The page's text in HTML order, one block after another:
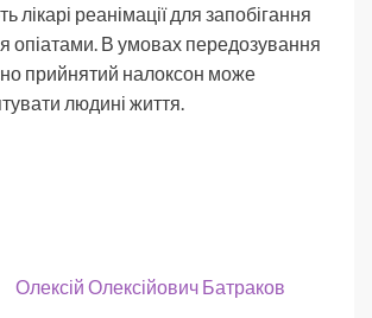
лікарі реанімації для запобігання
опіатами. В умовах передозування
прийнятий налоксон може
людині життя.
Олексій Олексійович Батраков